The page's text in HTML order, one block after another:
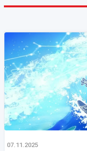
07.11.2025